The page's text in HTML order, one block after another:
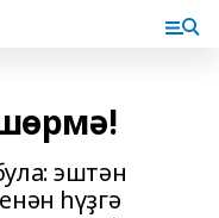
эштән
һүҙгә